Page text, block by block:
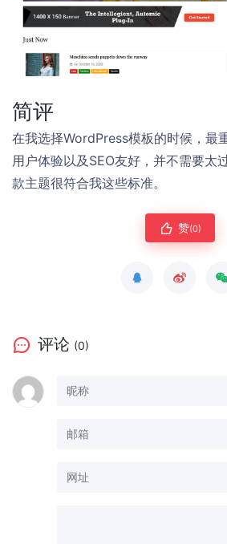
简评
在我选择WordPress模板的时候，最
用户体验以及SEO友好，并不需要太
款主题很符合我这些标准。
赞(0)
评论 (0)